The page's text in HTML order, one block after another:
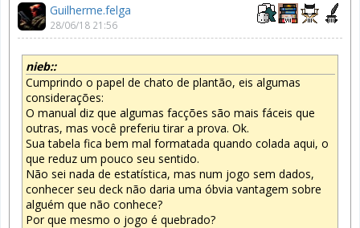
Guilherme.felga
28/06/18 21:56
nieb::
Cumprindo o papel de chato de plantão, eis algumas
considerações:
O manual diz que algumas facções são mais fáceis que
outras, mas você preferiu tirar a prova. Ok.
Sua tabela fica bem mal formatada quando colada aqui, o
que reduz um pouco seu sentido.
Não sei nada de estatística, mas num jogo sem dados,
conhecer seu deck não daria uma óbvia vantagem sobre
alguém que não conhece?
Por que mesmo o jogo é quebrado?